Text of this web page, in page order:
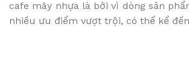
cafe mây nhựa là bởi vì dòng sản
nhiều ưu điểm vượt trội, có thể kể